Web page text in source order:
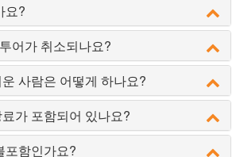
요?
어가 취소되나요?
사람은 어떻게 하나요?
가 포함되어 있나요?
포함인가요?